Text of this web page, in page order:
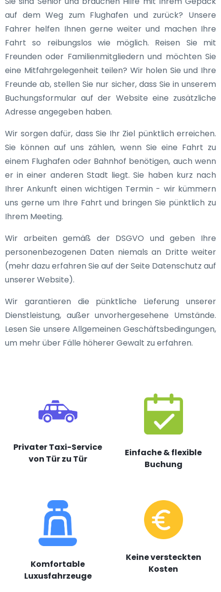
auf dem Weg zum Flughafen und zurück? Unsere
Fahrer helfen Ihnen gerne weiter und machen Ihre
Fahrt so reibungslos wie möglich. Reisen Sie mit
Freunden oder Familienmitgliedern und möchten Sie
eine Mitfahrgelegenheit teilen? Wir holen Sie und Ihre
Freunde ab, stellen Sie nur sicher, dass Sie in unserem
Buchungsformular auf der Website eine zusätzliche
Adresse angegeben haben.
Wir sorgen dafür, dass Sie Ihr Ziel pünktlich erreichen.
Sie können auf uns zählen, wenn Sie eine Fahrt zu
einem Flughafen oder Bahnhof benötigen, auch wenn
er in einer anderen Stadt liegt. Sie haben kurz nach
Ihrer Ankunft einen wichtigen Termin - wir kümmern
uns gerne um Ihre Fahrt und bringen Sie pünktlich zu
Ihrem Meeting.
Wir arbeiten gemäß der DSGVO und geben Ihre
personenbezogenen Daten niemals an Dritte weiter
(mehr dazu erfahren Sie auf der Seite Datenschutz auf
unserer Website).
Wir garantieren die pünktliche Lieferung unserer
Dienstleistung, außer unvorhergesehene Umstände.
Lesen Sie unsere Allgemeinen Geschäftsbedingungen,
um mehr über Fälle höherer Gewalt zu erfahren.
Privater Taxi-Service
von Tür zu Tür
Einfache & flexible
Buchung
Komfortable
Luxusfahrzeuge
Keine versteckten
Kosten